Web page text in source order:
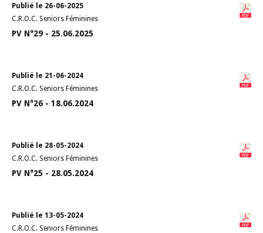
Publié le 26-06-2025
C.R.O.C. Seniors Féminines
PV N°29 - 25.06.2025
Publié le 21-06-2024
C.R.O.C. Seniors Féminines
PV N°26 - 18.06.2024
Publié le 28-05-2024
C.R.O.C. Seniors Féminines
PV N°25 - 28.05.2024
Publié le 13-05-2024
C.R.O.C. Seniors Féminines